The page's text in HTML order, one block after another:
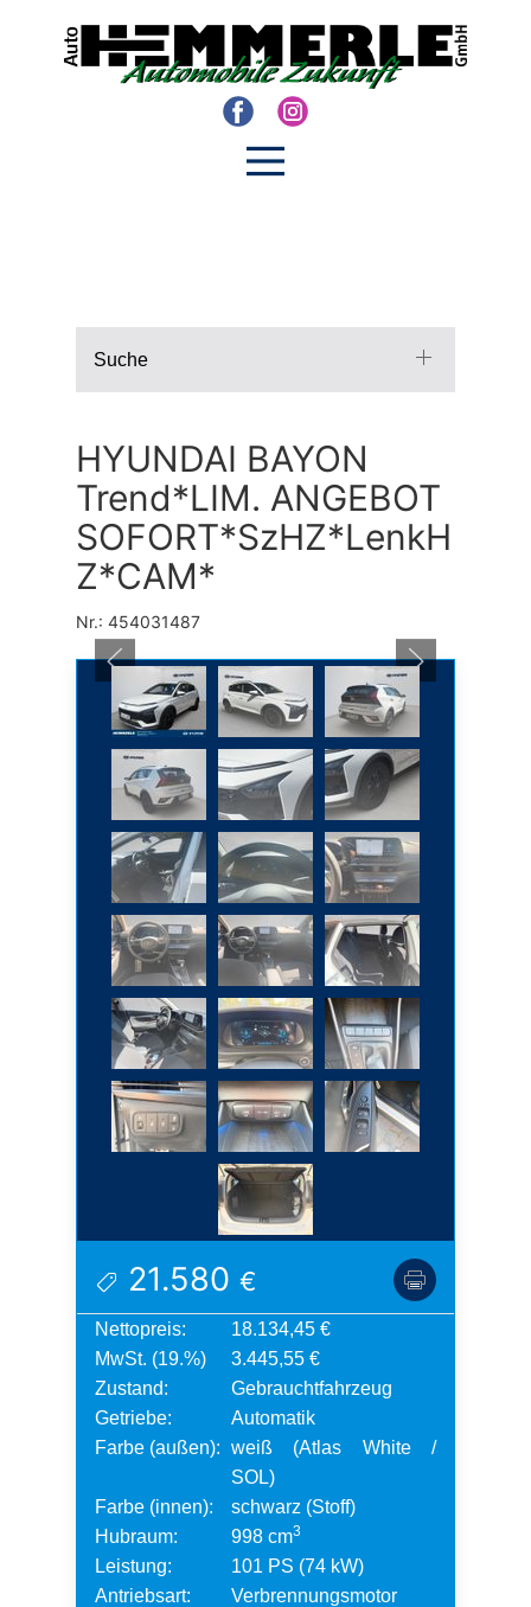
Suche
HYUNDAI BAYON
Trend*LIM. ANGEBOT
SOFORT*SzHZ*LenkH
Z*CAM*
Nr.: 454031487
21.580 €
Nettopreis:
18.134,45 €
MwSt. (19.%)
3.445,55 €
Zustand:
Gebrauchtfahrzeug
Getriebe:
Automatik
Farbe (außen): weiß (Atlas White /
SOL)
Farbe (innen):
schwarz (Stoff)
Hubraum:
998 cm3
Leistung:
101 PS (74 kW)
Antriebsart:
Verbrennungsmotor